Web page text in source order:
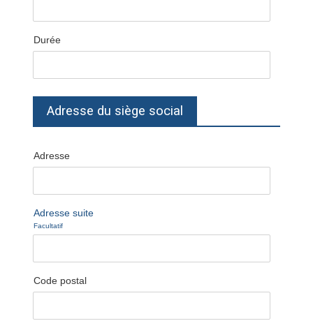
Durée
Adresse du siège social
Adresse
Adresse suite
Facultatif
Code postal